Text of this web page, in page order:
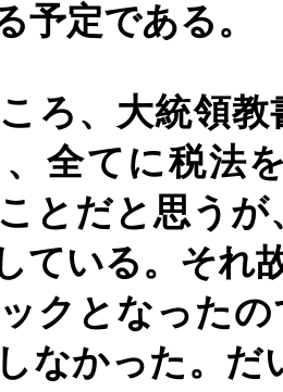
予定である。
ろ、大統領
全てに税法
とだと思う
ている。それ
クとなった
なかった。